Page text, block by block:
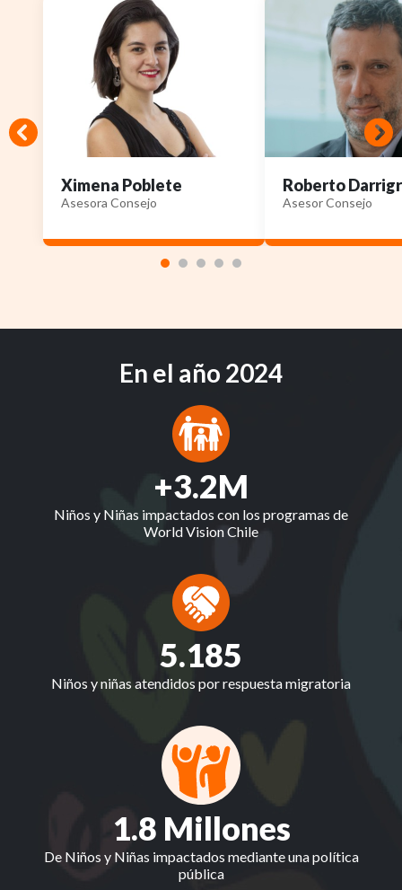
Ximena Poblete
Asesora Consejo
Roberto
Asesor Consejo
En el año 2024
+3.2M
Niños y Niñas impactados con los programas de
World Vision Chile
5.185
Niños y niñas atendidos por respuesta migratoria
1.8 Millones
De Niños y Niñas impactados mediante una política
pública